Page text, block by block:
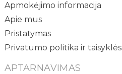
Apmokėjimo informacija
Apie mus
Pristatymas
Privatumo politika ir taisyklės
APTARNAVIMAS